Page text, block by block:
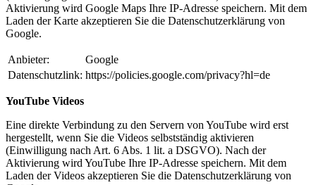
Aktivierung wird Google Maps Ihre IP-Adresse speichern. Mit dem
Laden der Karte akzeptieren Sie die Datenschutzerklärung von
Google.
Anbieter:
Google
Datenschutzlink: https://policies.google.com/privacy?hl=de
YouTube Videos
Eine direkte Verbindung zu den Servern von YouTube wird erst
hergestellt, wenn Sie die Videos selbstständig aktivieren
(Einwilligung nach Art. 6 Abs. 1 lit. a DSGVO). Nach der
Aktivierung wird YouTube Ihre IP-Adresse speichern. Mit dem
Laden der Videos akzeptieren Sie die Datenschutzerklärung von